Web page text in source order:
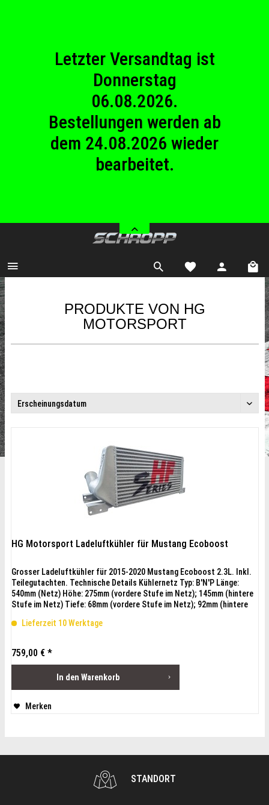
Letzter Versandtag ist
Donnerstag
06.08.2026.
Bestellungen werden ab
dem 24.08.2026 wieder
bearbeitet.
23.08.2026
Betriebsferien.
PRODUKTE VON HG
MOTORSPORT
HG Motorsport Ladeluftkühler für Mustang Ecoboost
Grosser Ladeluftkühler für 2015-2020 Mustang Ecoboost 2.3L. Inkl.
Teilegutachten. Technische Details Kühlernetz Typ: B'N'P Länge:
540mm (Netz) Höhe: 275mm (vordere Stufe im Netz); 145mm (hintere
Stufe im Netz) Tiefe: 68mm (vordere Stufe im Netz); 92mm (hintere
Lieferzeit 10 Werktage
759,00 € *
In den Warenkorb
Merken
STANDORT